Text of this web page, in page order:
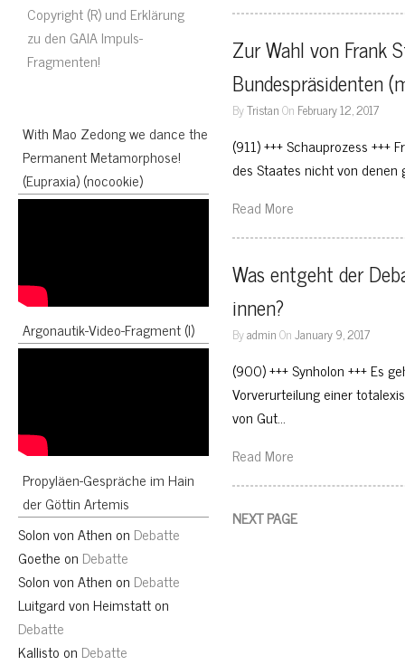
Copyright (R) und Erklärung
zu den GAIA Impuls-
Fragmenten!
With Mao Zedong we dance the
Permanent Metamorphose!
(Eupraxia) (nocookie)
Argonautik-Video-Fragment (I)
Propyläen-Gespräche im Hain
der Göttin Artemis
Solon von Athen on Debatte
Goethe on Debatte
Solon von Athen on Debatte
Luitgard von Heimstatton
Debatte
Kallisto on Debatte
Zur Wahl von Frank
Bundespräsidenten
ByTristanOn February 12, 2017
(911) +++ Schauprozess
des Staates nicht von
Read More
Was entgeht der
innen?
ByadminOnJanuary 9, 2017
(900) +++ Synholon +++ Es
Vorverurteilung einer
von Gut…
Read More
NEXT PAGE